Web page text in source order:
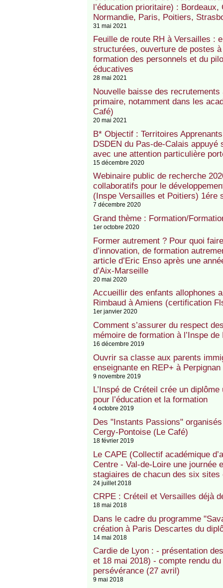
l’éducation prioritaire) :
Normandie, Paris, Poitiers,
31 mai 2021
Feuille de route RH à Versailles :
structurées, ouverture de postes
formation des personnels et du
éducatives
28 mai 2021
Nouvelle baisse des
primaire, notamment dans les
Café)
20 mai 2021
B* Objectif : Territoires
DSDEN du Pas-de-Calais
avec une attention particulière
15 décembre 2020
Webinaire public de recherche
collaboratifs pour le
(Inspe Versailles et Poitiers) 1ére
7 décembre 2020
Grand thème : Formation/
1er octobre 2020
Former autrement ? Pour quoi
d’innovation, de formation
article d’Eric Enso après une
d’Aix-Marseille
20 mai 2020
Accueillir des enfants allophones
Rimbaud à Amiens (certification
1er janvier 2020
Comment s’assurer du respect
mémoire de formation à l’Inspe de
16 décembre 2019
Ouvrir sa classe aux parents
enseignante en REP+ à Perpignan
9 novembre 2019
L’Inspé de Créteil crée un
pour l’éducation et la formation
4 octobre 2019
Des "Instants Passions"
Cergy-Pontoise (Le Café)
18 février 2019
Le CAPE (Collectif académique
Centre - Val-de-Loire une journée
stagiaires de chacun des six sites
24 juillet 2018
CRPE : Créteil et Versailles déjà
18 mai 2018
Dans le cadre du programme
création à Paris Descartes du
14 mai 2018
Cardie de Lyon : - présentation
et 18 mai 2018) - compte rendu
persévérance (27 avril)
9 mai 2018